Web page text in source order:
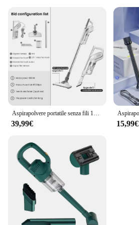
Aspirapolvere portatile senza fili 19500PA 650W aspirapolvere per auto Wireless multifunzione per elettrodomestici con tazza antipolvere da 0,8 litri
39,99€ 15,99€